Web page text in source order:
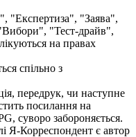
"Експертиза", "Заява",
"Тест-драйв",
на правах
спільно з
передрук, чи наступне
посилання на
суворо забороняється.
Я-Корреспондент є автор